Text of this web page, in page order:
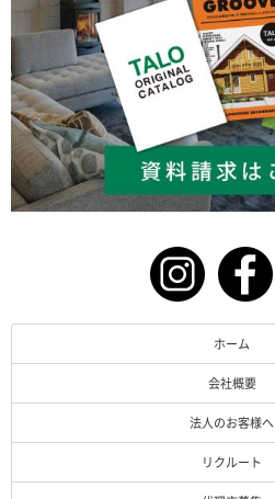
ホーム
会社概要
法人のお客様へ
リクルート